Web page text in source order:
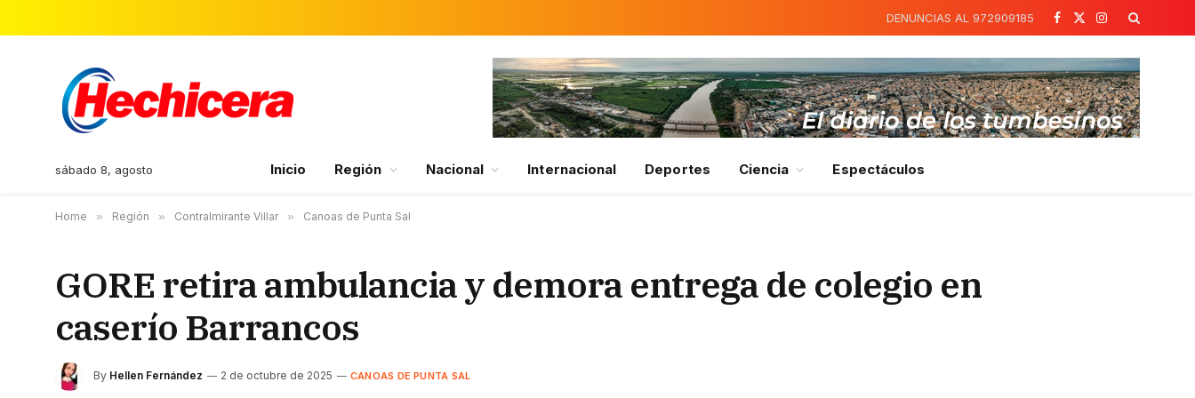
DENUNCIAS AL 972909185
Facebook
X
Instagram
sábado 8, agosto Inicio Región Nacional Internacional Deportes Ciencia Espectáculos
Home » Región » Contralmirante Villar » Canoas de Punta Sal
GORE retira ambulancia y demora entrega de colegio en
caserío Barrancos
By Hellen Fernández 2 de octubre de 2025 CANOAS DE PUNTA SAL